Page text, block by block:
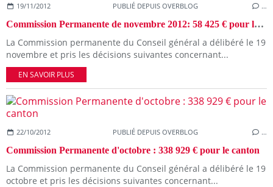
19/11/2012 PUBLIÉ DEPUIS OVERBLOG …
Commission Permanente de novembre 2012: 58 425 € pour le canton
La Commission permanente du Conseil général a délibéré le 19
novembre et pris les décisions suivantes concernant...
EN SAVOIR PLUS
22/10/2012 PUBLIÉ DEPUIS OVERBLOG …
Commission Permanente d'octobre : 338 929 € pour le canton
La Commission permanente du Conseil général a délibéré le 19
octobre et pris les décisions suivantes concernant...